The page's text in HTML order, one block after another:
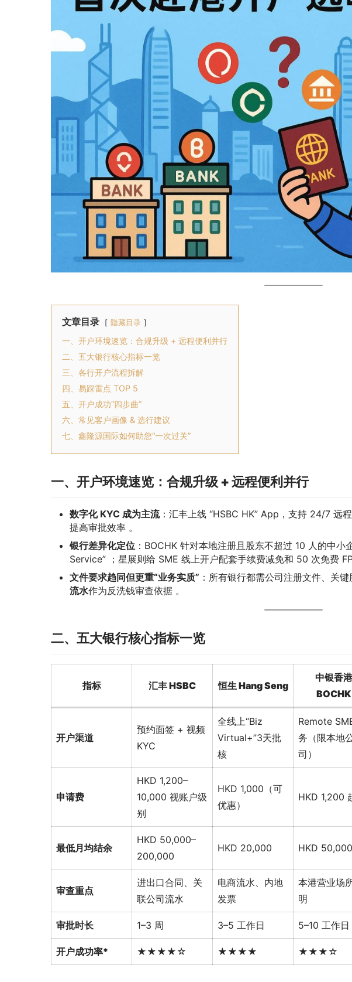
文章目录 隐藏目录
一、开户环境速览：合规升级 + 远程便利并行
二、五大银行核心指标一览
三、各行开户流程拆解
四、易踩雷点 TOP 5
五、开户成功“四步曲”
六、常见客户画像 & 选行建议
七、鑫隆源国际如何助您“一次过关”
一、开户环境速览：合规升级 + 远程便利并行
数字化 KYC 成为主流：汇丰上线 “HSBC HK” App，支持 24/7 远
提高审批效率 。
银行差异化定位 ：BOCHK 针对本地注册且股东不超过 10 人的中
Service” ；星展则给 SME 线上开户配套手续费减免和 50 次免费
文件要求趋同但更重“业务实质” ：所有银行都需公司注册文件、关
流水作为反洗钱审查依据 。
二、五大银行核心指标一览
指标 汇丰 HSBC 恒生 Hang Seng
中银香港
BOCHK
开户渠道
预约面签 + 视频
KYC
全线上“Biz
Virtual+”3天批
核
Remote
务（限本地
司）
申请费
HKD 1,200–
10,000 视账户级
别
HKD 1,000（可
优惠）
HKD 1,200
最低月均结余
HKD 50,000–
200,000
HKD 20,000 HKD 50,000
审查重点
进出口合同、关
联公司流水
电商流水、内地
发票
本港营业场
明
审批时长 1–3 周 3–5 工作日 5–10 工作日
开户成功率* ★★★★☆ ★★★★ ★★★☆